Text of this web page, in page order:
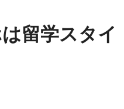
留学スタイ